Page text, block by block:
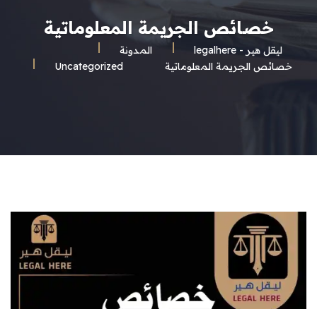
خصائص الجريمة المعلوماتية
ليقل هير - legalhere
المـدونة
Uncategorized
خصائص الجريمة المعلوماتية